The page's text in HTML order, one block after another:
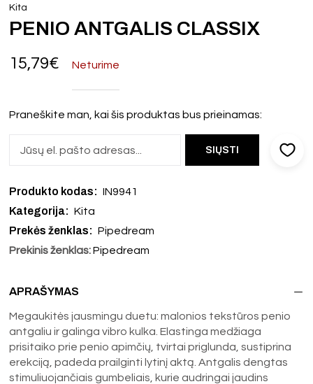
Kita
PENIO ANTGALIS CLASSIX
15,79€ Neturime
Praneškite man, kai šis produktas bus prieinamas:
Produkto kodas: IN9941
Kategorija: Kita
Prekės ženklas: Pipedream
Prekinis ženklas: Pipedream
APRAŠYMAS
Megaukitės jausmingu duetu: malonios tekstūros penio
antgaliu ir galinga vibro kulka. Elastinga medžiaga
prisitaiko prie penio apimčių, tvirtai priglunda, sustiprina
erekciją, padeda prailginti lytinį aktą. Antgalis dengtas
stimuliuojančiais gumbeliais, kurie audringai jaudins